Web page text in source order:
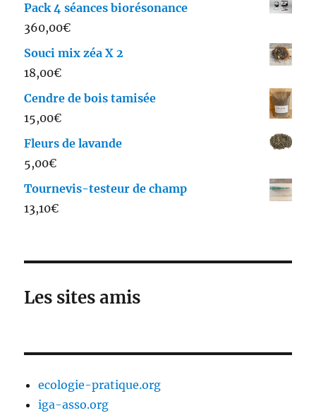
Pack 4 séances biorésonance
360,00€
Souci mix zéa X 2
18,00€
Cendre de bois tamisée
15,00€
Fleurs de lavande
5,00€
Tournevis-testeur de champ
13,10€
Les sites amis
ecologie-pratique.org
iga-asso.org